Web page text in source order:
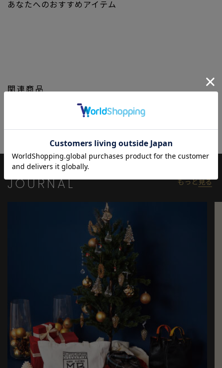
※画像はサンプルです。仕様が変更になることがありますのであ
場合が御座います。商品の色味は生地アップ・スタジオ撮影の画
像をご参考下さい。
※他のキャンペーンにより、期間中に価格が変動する場合があり
ます。※セールは予告なく終了させていただく場合もあります。
関連商品
あなたへのおすすめアイテム
JOURNAL もっと見る